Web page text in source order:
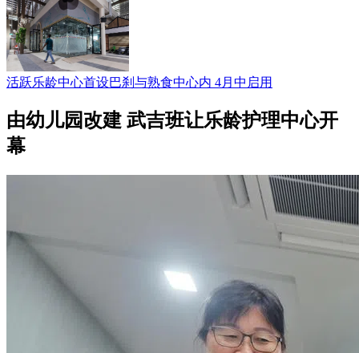
活跃乐龄中心首设巴刹与熟食中心内 4月中启用
由幼儿园改建 武吉班让乐龄护理中心开
幕